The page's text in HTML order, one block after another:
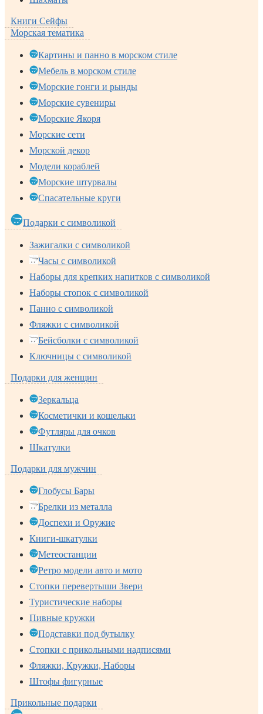
Книги Сейфы
Морская тематика
Картины и панно в морском стиле
Мебель в морском стиле
Морские гонги и рынды
Морские сувениры
Морские Якоря
Морские сети
Морской декор
Модели кораблей
Морские штурвалы
Спасательные круги
Подарки с символикой
Зажигалки с символикой
Часы с символикой
Наборы для крепких напитков с символикой
Наборы стопок с символикой
Панно с символикой
Фляжки с символикой
Бейсболки с символикой
Ключницы с символикой
Подарки для женщин
Зеркальца
Косметички и кошельки
Футляры для очков
Шкатулки
Подарки для мужчин
Глобусы Бары
Брелки из металла
Доспехи и Оружие
Книги-шкатулки
Метеостанции
Ретро модели авто и мото
Стопки перевертыши Звери
Туристические наборы
Пивные кружки
Подставки под бутылку
Стопки с прикольными надписями
Фляжки, Кружки, Наборы
Штофы фигурные
Прикольные подарки